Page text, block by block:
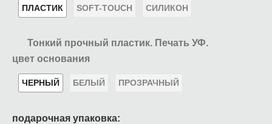
ПЛАСТИК SOFT-TOUCH СИЛИКОН
Тонкий прочный пластик. Печать УФ.
цвет основания
ЧЕРНЫЙ БЕЛЫЙ ПРОЗРАЧНЫЙ
подарочная упаковка: